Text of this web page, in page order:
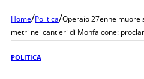
Home/Politica/Operaio 27enne muore
metri nei cantieri di Monfalcone:
POLITICA